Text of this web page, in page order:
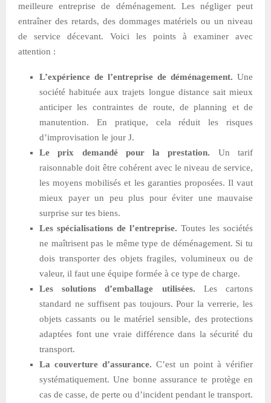
meilleure entreprise de déménagement. Les négliger peut
entraîner des retards, des dommages matériels ou un niveau
de service décevant. Voici les points à examiner avec
attention :
L’expérience de l’entreprise de déménagement. Une
société habituée aux trajets longue distance sait mieux
anticiper les contraintes de route, de planning et de
manutention. En pratique, cela réduit les risques
d’improvisation le jour J.
Le prix demandé pour la prestation. Un tarif
raisonnable doit être cohérent avec le niveau de service,
les moyens mobilisés et les garanties proposées. Il vaut
mieux payer un peu plus pour éviter une mauvaise
surprise sur tes biens.
Les spécialisations de l’entreprise. Toutes les sociétés
ne maîtrisent pas le même type de déménagement. Si tu
dois transporter des objets fragiles, volumineux ou de
valeur, il faut une équipe formée à ce type de charge.
Les solutions d’emballage utilisées. Les cartons
standard ne suffisent pas toujours. Pour la verrerie, les
objets cassants ou le matériel sensible, des protections
adaptées font une vraie différence dans la sécurité du
transport.
La couverture d’assurance. C’est un point à vérifier
systématiquement. Une bonne assurance te protège en
cas de casse, de perte ou d’incident pendant le transport.